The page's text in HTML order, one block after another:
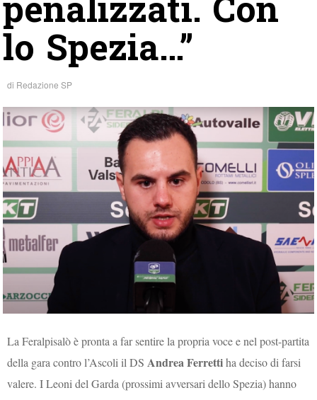
lo Spezia…”
di Redazione SP
La Feralpisalò è pronta a far sentire la propria voce e nel post-partita
della gara contro l’Ascoli il DS Andrea Ferrettiha deciso di farsi
valere. I Leoni del Garda (prossimi avversari dello Spezia) hanno